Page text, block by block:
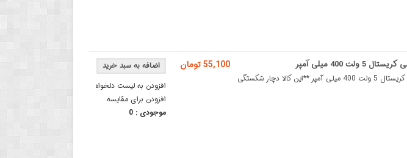
افزودن به لیست دلخواه
افزودن برای مقایسه
موجودی :0
55,100 تومان 400 میلی آمپر
باتری / پنل خورشیدی پلی کریستال 5 ولت 400 میلی آمپر **این کالا دچار شکستگی